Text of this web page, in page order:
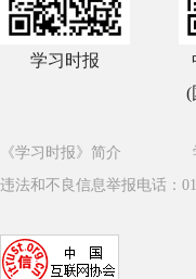
学习时报
(
《学习时报》简介
违法和不良信息举报电话：